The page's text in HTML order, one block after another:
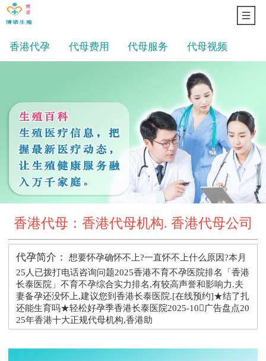
香港代孕 代母费用 代母服务 代母视频
香港代母：香港代母机构. 香港代母公司
代孕简介：
想要怀孕确怀不上?一直怀不上什么原因?本月
25人已拨打电话咨询问题2025香港不育不孕医院排名「香港
长泰医院」不育不孕综合实力排名,有较高声誉和影响力.夫
妻备孕还没怀上,建议您到香港长泰医院.[在线预约]★结了扎
还能生育吗★轻松好孕季香港长泰医院2025-10广告盘点20
25年香港十大正规代母机构,香港助